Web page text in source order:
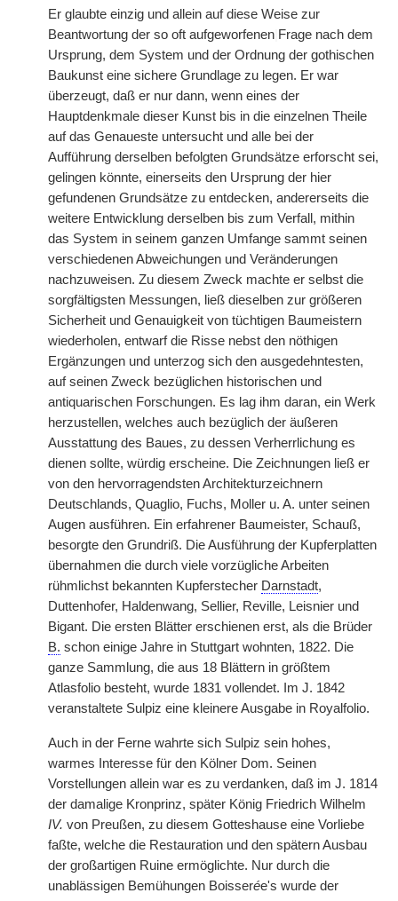
Er glaubte einzig und allein auf diese Weise zur
Beantwortung der so oft aufgeworfenen Frage nach dem
Ursprung, dem System und der Ordnung der gothischen
Baukunst eine sichere Grundlage zu legen. Er war
überzeugt, daß er nur dann, wenn eines der
Hauptdenkmale dieser Kunst bis in die einzelnen Theile
auf das Genaueste untersucht und alle bei der
Aufführung derselben befolgten Grundsätze erforscht sei,
gelingen könnte, einerseits den Ursprung der hier
gefundenen Grundsätze zu entdecken, andererseits die
weitere Entwicklung derselben bis zum Verfall, mithin
das System in seinem ganzen Umfange sammt seinen
verschiedenen Abweichungen und Veränderungen
nachzuweisen. Zu diesem Zweck machte er selbst die
sorgfältigsten Messungen, ließ dieselben zur größeren
Sicherheit und Genauigkeit von tüchtigen Baumeistern
wiederholen, entwarf die Risse nebst den nöthigen
Ergänzungen und unterzog sich den ausgedehntesten,
auf seinen Zweck bezüglichen historischen und
antiquarischen Forschungen. Es lag ihm daran, ein Werk
herzustellen, welches auch bezüglich der äußeren
Ausstattung des Baues, zu dessen Verherrlichung es
dienen sollte, würdig erscheine. Die Zeichnungen ließ er
von den hervorragendsten Architekturzeichnern
Deutschlands, Quaglio, Fuchs, Moller u. A. unter seinen
Augen ausführen. Ein erfahrener Baumeister, Schauß,
besorgte den Grundriß. Die Ausführung der Kupferplatten
übernahmen die durch viele vorzügliche Arbeiten
rühmlichst bekannten Kupferstecher Darnstadt,
Duttenhofer, Haldenwang, Sellier, Reville, Leisnier und
Bigant. Die ersten Blätter erschienen erst, als die Brüder
B. schon einige Jahre in Stuttgart wohnten, 1822. Die
ganze Sammlung, die aus 18 Blättern in größtem
Atlasfolio besteht, wurde 1831 vollendet. Im J. 1842
veranstaltete Sulpiz eine kleinere Ausgabe in Royalfolio.
Auch in der Ferne wahrte sich Sulpiz sein hohes,
warmes Interesse für den Kölner Dom. Seinen
Vorstellungen allein war es zu verdanken, daß im J. 1814
der damalige Kronprinz, später König Friedrich Wilhelm
IV. von Preußen, zu diesem Gotteshause eine Vorliebe
faßte, welche die Restauration und den spätern Ausbau
der großartigen Ruine ermöglichte. Nur durch die
unablässigen Bemühungen Boisserée's wurde der